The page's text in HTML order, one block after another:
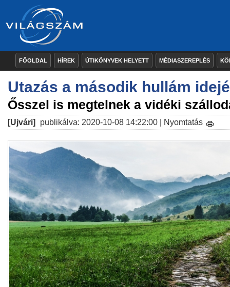
FŐOLDAL HÍREK ÚTIKÖNYVEK HELYETT MÉDIASZEREPLÉS
Utazás a második hullám
Ősszel is megtelnek a vidéki
[Ujvári] publikálva: 2020-10-08 14:22:00 | Nyomtatás